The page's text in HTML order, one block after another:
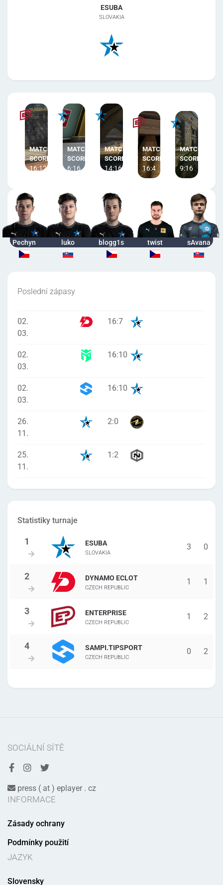
ESUBA
SLOVAKIA
16:12 6:16 14:16 16:4 9:16
Pechyn luko blogg1s twist sAvana
Poslední zápasy
02.
03.
16:7
02.
03.
16:10
02.
03.
16:10
26.
11.
2:0
25.
11.
1 :2
Statistiky turnaje
ESUBA
SLOVAKIA
3 0
DYNAMO ECLOT
CZECH REPUBLIC
1 1
ENTERPRISE
CZECH REPUBLIC
1 2
SAMPI.TIPSPORT
CZECH REPUBLIC
0 2
SOCIÁLNÍ SÍTĚ
press ( at ) eplayer . cz
INFORMACE
Zásady ochrany
Podmínky použití
JAZYK
Slovensky